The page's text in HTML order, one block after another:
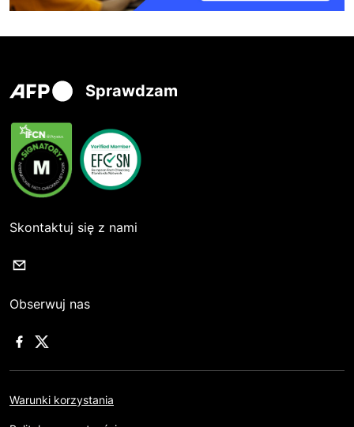
Sprawdzam
Skontaktuj się z nami
Obserwuj nas
Warunki korzystania